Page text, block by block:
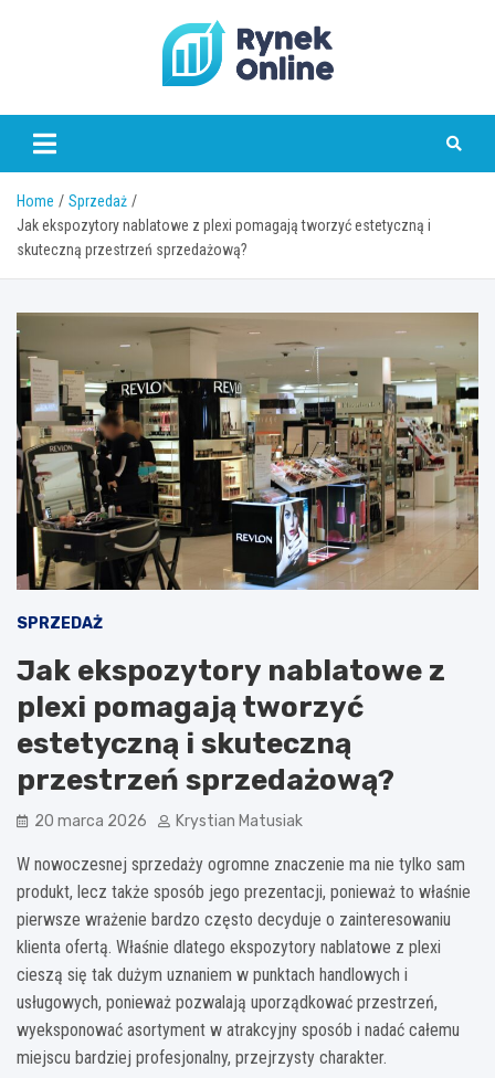
www.rynekonline.pl
Home
Sprzedaż
Jak ekspozytory nablatowe z plexi pomagają tworzyć estetyczną i
skuteczną przestrzeń sprzedażową?
SPRZEDAŻ
Jak ekspozytory nablatowe z
plexi pomagają tworzyć
estetyczną i skuteczną
przestrzeń sprzedażową?
20 marca 2026 Krystian Matusiak
W nowoczesnej sprzedaży ogromne znaczenie ma nie tylko sam
produkt, lecz także sposób jego prezentacji, ponieważ to właśnie
pierwsze wrażenie bardzo często decyduje o zainteresowaniu
klienta ofertą. Właśnie dlatego ekspozytory nablatowe z plexi
cieszą się tak dużym uznaniem w punktach handlowych i
usługowych, ponieważ pozwalają uporządkować przestrzeń,
wyeksponować asortyment w atrakcyjny sposób i nadać całemu
miejscu bardziej profesjonalny, przejrzysty charakter.